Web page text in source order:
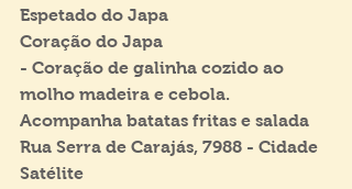
Espetado do Japa
Coração do Japa
- Coração de galinha cozido ao
molho madeira e cebola.
Acompanha batatas fritas e salada
Rua Serra de Carajás, 7988 - Cidade
Satélite